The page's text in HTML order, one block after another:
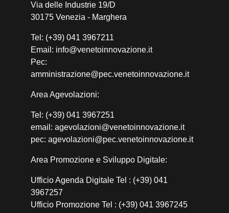
Via delle Industrie 19/D
30175 Venezia - Marghera
Tel: (+39) 041 3967211
Email: info@venetoinnovazione.it
Pec:
amministrazione@pec.venetoinnovazione.it
Area Agevolazioni:
Tel: (+39) 041 3967251
email: agevolazioni@venetoinnovazione.it
pec: agevolazioni@pec.venetoinnovazione.it
Area Promozione e Sviluppo Digitale:
Ufficio Agenda Digitale Tel : (+39) 041
3967257
Ufficio Promozione Tel : (+39) 041 3967245